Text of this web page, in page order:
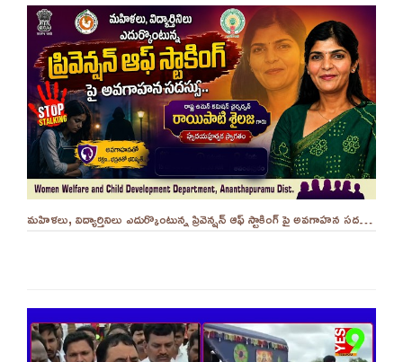
మహిళలు, విద్యార్తినిలు ఎదుర్కొంటున్న ప్రివెన్షన్ ఆఫ్ స్టాకింగ్ పై అవగాహన సదస్సు.. - ||YES 9TV